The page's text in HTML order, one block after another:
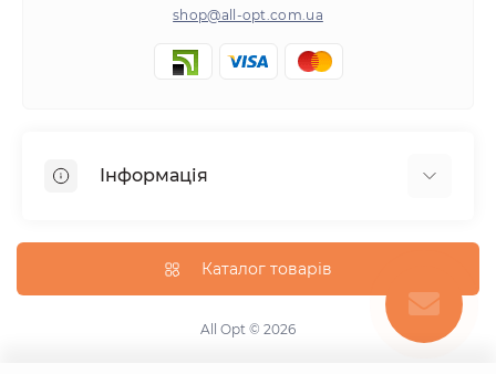
shop@all-opt.com.ua
Інформація
Оплата та доставка
Повернення та обмін
Політика конфіденційності
Каталог товарів
All Opt © 2026